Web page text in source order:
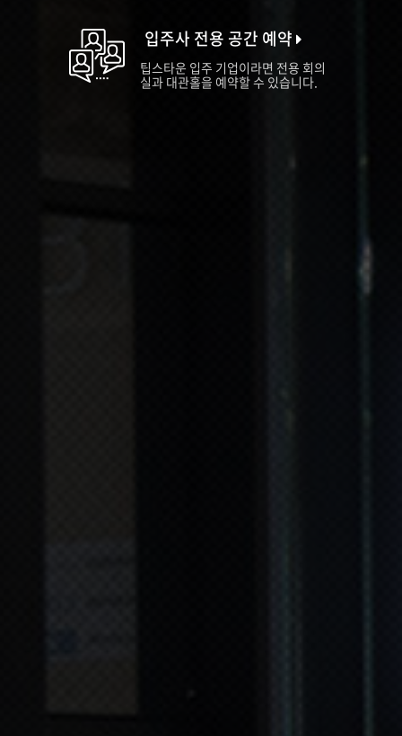
입주사 전용 공간 예약
팁스타운 입주 기업이라면 전용 회의
실과 대관홀을 예약할 수 있습니다.